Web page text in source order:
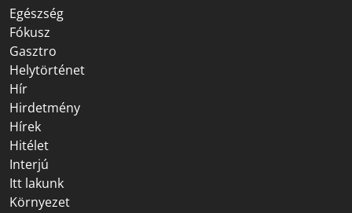
Egészség
Fókusz
Gasztro
Helytörténet
Hír
Hirdetmény
Hírek
Hitélet
Interjú
Itt lakunk
Környezet